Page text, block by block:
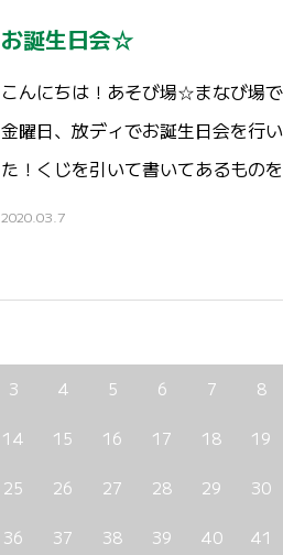
お誕生日会☆
こんにちは！あそび場☆まなび場で
金曜日、放ディでお誕生日会を行
た！くじを引いて書いてあるもの
2020.03.7
3 4 5 6 7 8
14 15 16 17 18 19
25 26 27 28 29 30
36 37 38 39 40 41